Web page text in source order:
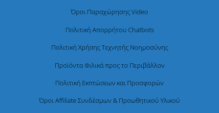
Όροι Παραχώρησης Video
Πολιτική Απορρήτου Chatbots
Πολιτική Χρήσης Τεχνητής Νοημοσύνης
Προϊόντα Φιλικά προς το Περιβάλλον
Πολιτική Εκπτώσεων και Προσφορών
Όροι Affiliate Συνδέσμων & Προωθητικού Υλικού